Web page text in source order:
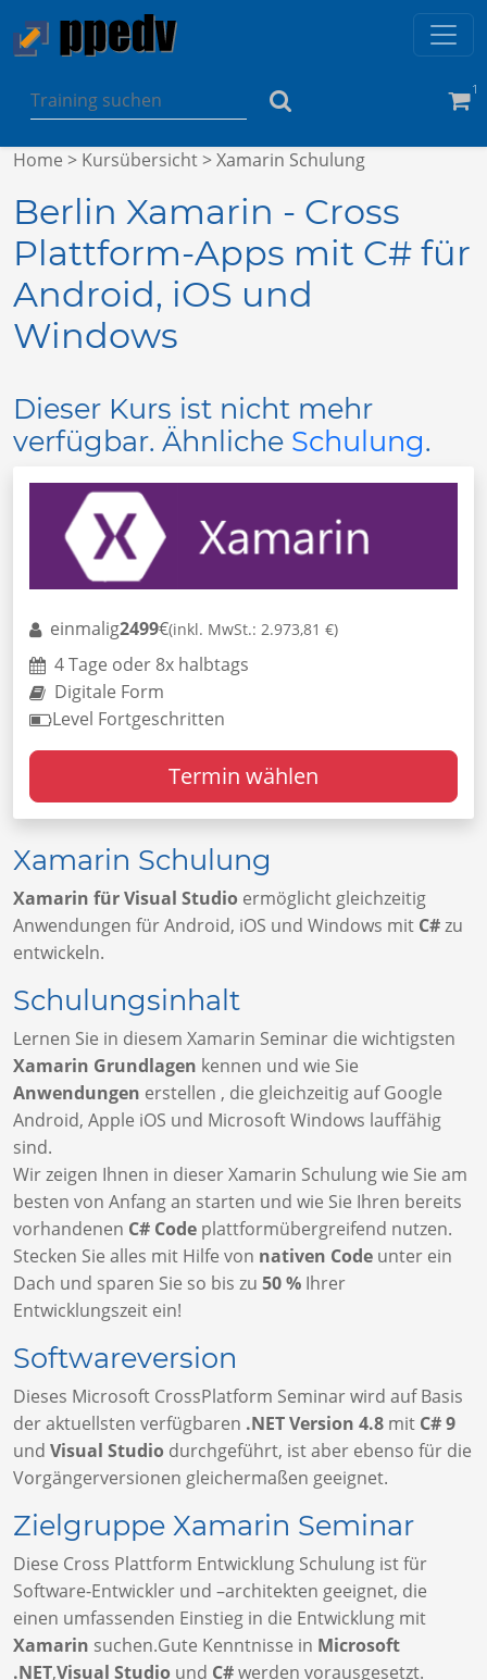
1
Home > Kursübersicht> Xamarin Schulung
Berlin Xamarin - Cross
Plattform-Apps mit C# für
Android, iOS und
Windows
Dieser Kurs ist nicht mehr
verfügbar. Ähnliche Schulung.
einmalig2499€(inkl. MwSt.: 2.973,81 €)
4 Tage oder 8x halbtags
Digitale Form
Level Fortgeschritten
Termin wählen
Xamarin Schulung
Xamarin für Visual Studio ermöglicht gleichzeitig
Anwendungen für Android, iOS und Windows mit C#zu
entwickeln.
Schulungsinhalt
Lernen Sie in diesem Xamarin Seminar die wichtigsten
Xamarin Grundlagen kennen und wie Sie
Anwendungen erstellen , die gleichzeitig auf Google
Android, Apple iOS und Microsoft Windows lauffähig
sind.
Wir zeigen Ihnen in dieser Xamarin Schulung wie Sie am
besten von Anfang an starten und wie Sie Ihren bereits
vorhandenen C# Code plattformübergreifend nutzen.
Stecken Sie alles mit Hilfe von nativen Code unter ein
Dach und sparen Sie so bis zu 50 % Ihrer
Entwicklungszeit ein!
Softwareversion
Dieses Microsoft CrossPlatform Seminar wird auf Basis
der aktuellsten verfügbaren .NET Version 4.8 mit C# 9
und Visual Studio durchgeführt, ist aber ebenso für die
Vorgängerversionen gleichermaßen geeignet.
Zielgruppe Xamarin Seminar
Diese Cross Plattform Entwicklung Schulung ist für
Software-Entwickler und –architekten geeignet, die
einen umfassenden Einstieg in die Entwicklung mit
Xamarin suchen.Gute Kenntnisse in Microsoft
.NET,Visual Studio und C#werden vorausgesetzt.